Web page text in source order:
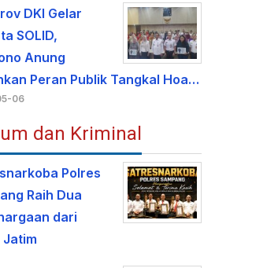
DKI Gelar
SOLID,
Anung
Peran Publik Tangkal Hoa…
06
dan Kriminal
Polres
Raih Dua
dari
Jatim